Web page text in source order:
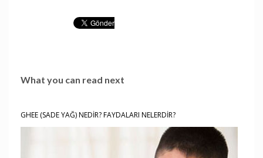
What you can read next
GHEE (SADE YAĞ) NEDİR? FAYDALARI NELERDİR?